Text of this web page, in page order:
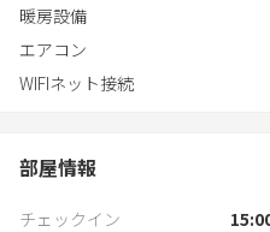
トースター
ダイニングテーブル
衛星チャンネル
畳
モーニングコールサービス
暖房設備
エアコン
WIFIネット接続
部屋情報
チェックイン